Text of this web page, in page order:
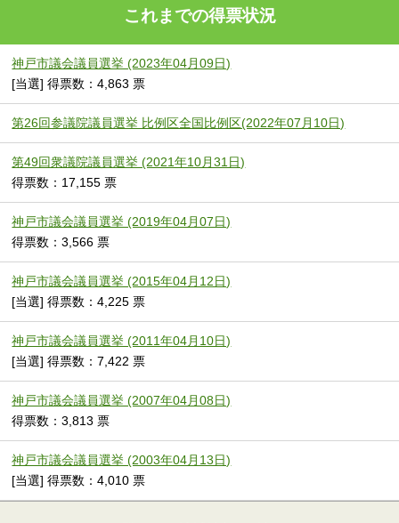
これまでの得票状況
神戸市議会議員選挙 (2023年04月09日)
[当選] 得票数：4,863 票
第26回参議院議員選挙 比例区全国比例区(2022年07月10日)
第49回衆議院議員選挙 (2021年10月31日)
得票数：17,155 票
神戸市議会議員選挙 (2019年04月07日)
得票数：3,566 票
神戸市議会議員選挙 (2015年04月12日)
[当選] 得票数：4,225 票
神戸市議会議員選挙 (2011年04月10日)
[当選] 得票数：7,422 票
神戸市議会議員選挙 (2007年04月08日)
得票数：3,813 票
神戸市議会議員選挙 (2003年04月13日)
[当選] 得票数：4,010 票